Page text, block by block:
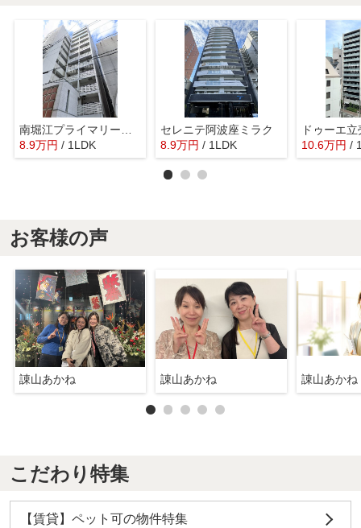
8.9万円 / 1LDK
セレニテ阿波座ミラク
8.9万円 / 1LDK
ドゥーエ
10.6万円 /
お客様の声
諌山あかね 諌山あかね 諌山あかね
こだわり特集
【賃貸】ペット可の物件特集